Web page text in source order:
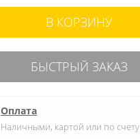
В КОРЗИНУ
БЫСТРЫЙ ЗАКАЗ
Оплата
Наличными, картой или по счету